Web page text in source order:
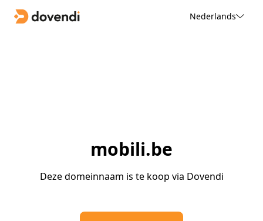
Nederlands
mobili.be
Deze domeinnaam is te koop via Dovendi